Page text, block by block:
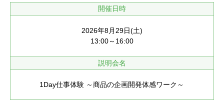
開催日時
2026年8月29日(土)
13:00～16:00
説明会名
1Day仕事体験 ～商品の企画開発体感ワーク～